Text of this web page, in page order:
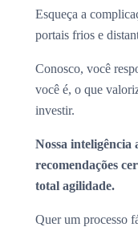
Esqueça a
portais frios e
Conosco, você
você é, o que
investir.
Nossa inteligência
recomendações
total agilidade.
Quer um processo